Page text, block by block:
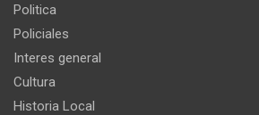
Politica
Policiales
Interes general
Cultura
Historia Local